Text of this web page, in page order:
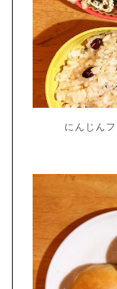
にんじん